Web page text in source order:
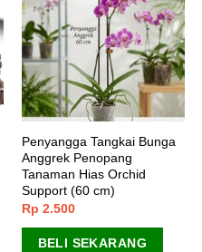
Penyangga Tangkai Bunga
Anggrek Penopang
Tanaman Hias Orchid
Support (60 cm)
Rp 2.500
BELI SEKARANG